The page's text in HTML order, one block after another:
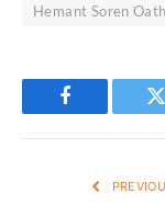
Hemant Soren
Facebook